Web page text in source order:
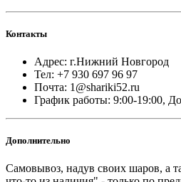
Контакты
Адрес: г.Нижний Новгород
Тел: +7 930 697 96 97
Почта: 1@shariki52.ru
График работы: 9:00-19:00,
Дополнительно
Самовывоз, надув своих шаров, а